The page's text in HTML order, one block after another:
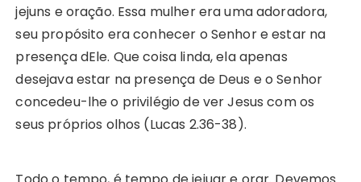
jejuns e oração. Essa mulher era uma adoradora,
seu propósito era conhecer o Senhor e estar na
presença dEle. Que coisa linda, ela apenas
desejava estar na presença de Deus e o Senhor
concedeu-lhe o privilégio de ver Jesus com os
seus próprios olhos (Lucas 2.36-38).